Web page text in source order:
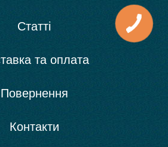
Статті
та оплата
Повернення
Контакти